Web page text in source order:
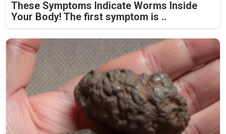
These Symptoms Indicate Worms Inside
Your Body! The first symptom is ..